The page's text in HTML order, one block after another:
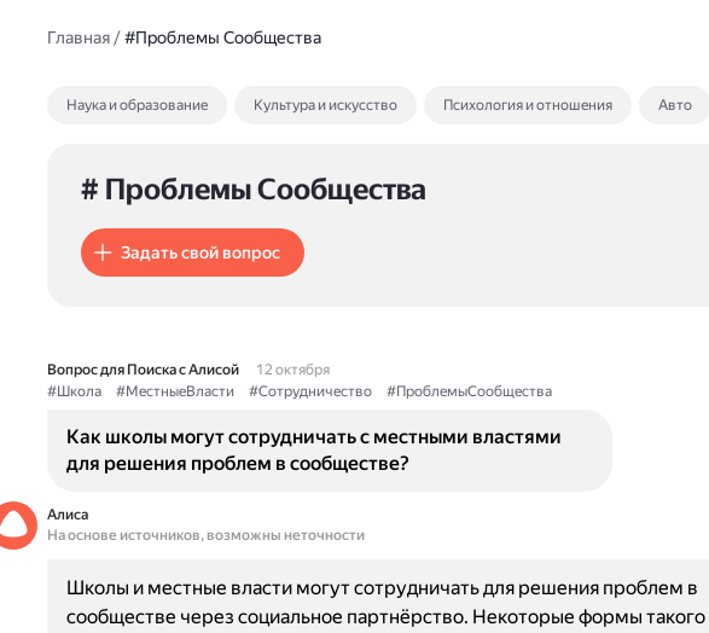
Главная/#Проблемы Сообщества
Наука и образование Культура и искусство Психология и отношения Авто
# Проблемы Сообщества
Задать свой вопрос
Вопрос для Поиска с Алисой
12 октября
#Школа
#МестныеВласти #Сотрудничество #ПроблемыСообщества
Как школы могут сотрудничать с местными властями
для решения проблем в сообществе?
Алиса
На основе источников, возможны неточности
Школы и местные власти могут сотрудничать для решения проблем в
сообществе через социальное партнёрство. Некоторые формы такого